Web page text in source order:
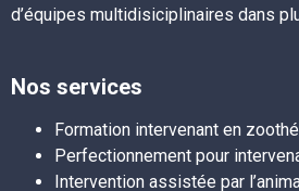
d’équipes multidisiciplinaires dans
Nos services
Formation intervenant en
Perfectionnement pour
Intervention assistée par